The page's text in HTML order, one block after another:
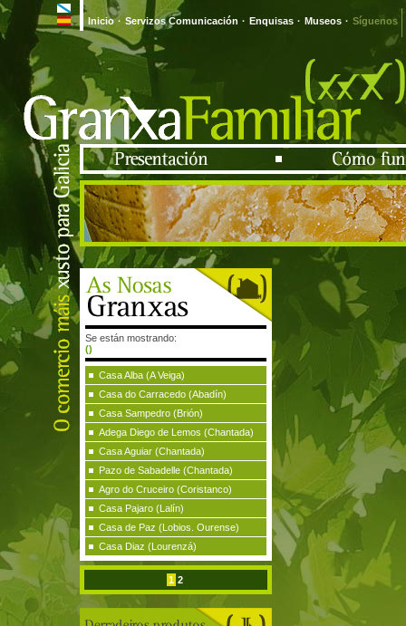
Inicio · Servizos Comunicación · Enquisas · Museos · Síguenos
Se están mostrando:
()
Casa Alba (A Veiga)
Casa do Carracedo (Abadín)
Casa Sampedro (Brión)
Adega Diego de Lemos (Chantada)
Casa Aguiar (Chantada)
Pazo de Sabadelle (Chantada)
Agro do Cruceiro (Coristanco)
Casa Pajaro (Lalín)
Casa de Paz (Lobios. Ourense)
Casa Diaz (Lourenzá)
1 2